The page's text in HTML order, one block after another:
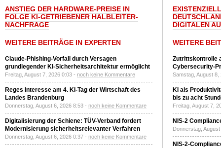
ANSTIEG DER HARDWARE-PREISE IN
FOLGE KI-GETRIEBENER HALBLEITER-
NACHFRAGE
WEITERE BEITRÄGE IN EXPERTEN
Claude-Phishing-Vorfall durch Versagen
grundlegender KI-Sicherheitsarchitektur ermöglicht
Freitag, August 7, 2026 0:03 - noch keine Kommentare
Reges Interesse am 4. KI-Tag der Wirtschaft des
Landes Brandenburg
Donnerstag, August 6, 2026 8:53 - noch keine Kommentare
Digitalisierung der Schiene: TÜV-Verband fordert
Modernisierung sicherheitsrelevanter Verfahren
Donnerstag, August 6, 2026 0:37 - noch keine Kommentare
DIGITALEN
WEITERE
Zutrittskontrolle
Cybersecurity-
Samstag, August
KI als
bis zu acht
Freitag, August 7,
NIS-2
Donnerstag,
NIS-2-